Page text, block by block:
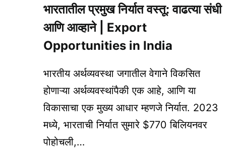
परदेशी
ग्राहक
(EXPORT
CLIENTS)
करा!
भारतातील प्रमुख निर्यात वस्तू: वाढत्या संधी
आणि आव्हाने | Export
Opportunities in India
भारतीय अर्थव्यवस्था जगातील वेगाने विकसित
होणाऱ्या अर्थव्यवस्थांपैकी एक आहे, आणि या
विकासाचा एक मुख्य आधार म्हणजे निर्यात. 2023
मध्ये, भारताची निर्यात सुमारे $770 बिलियनवर
पोहोचली,…